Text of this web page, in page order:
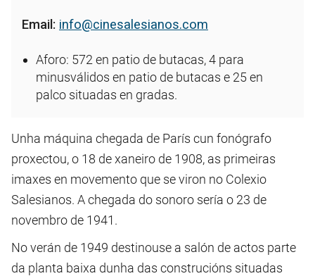
Email: info@cinesalesianos.com
Aforo: 572 en patio de butacas, 4 para
minusválidos en patio de butacas e 25 en
palco situadas en gradas.
Unha máquina chegada de París cun fonógrafo
proxectou, o 18 de xaneiro de 1908, as primeiras
imaxes en movemento que se viron no Colexio
Salesianos. A chegada do sonoro sería o 23 de
novembro de 1941.
No verán de 1949 destinouse a salón de actos parte
da planta baixa dunha das construcións situadas